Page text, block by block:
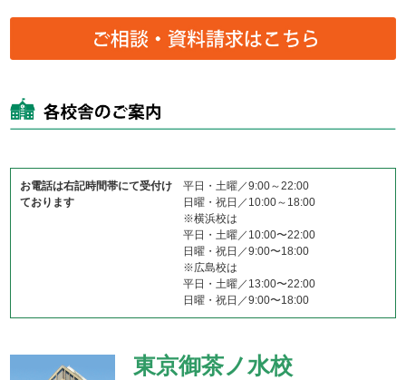
お電話は右記時間帯にて受付け
ております
平日・土曜／9:00～22:00
日曜・祝日／10:00～18:00
※横浜校は
平日・土曜／10:00〜22:00
日曜・祝日／9:00〜18:00
※広島校は
平日・土曜／13:00〜22:00
日曜・祝日／9:00〜18:00
東京御茶ノ水校